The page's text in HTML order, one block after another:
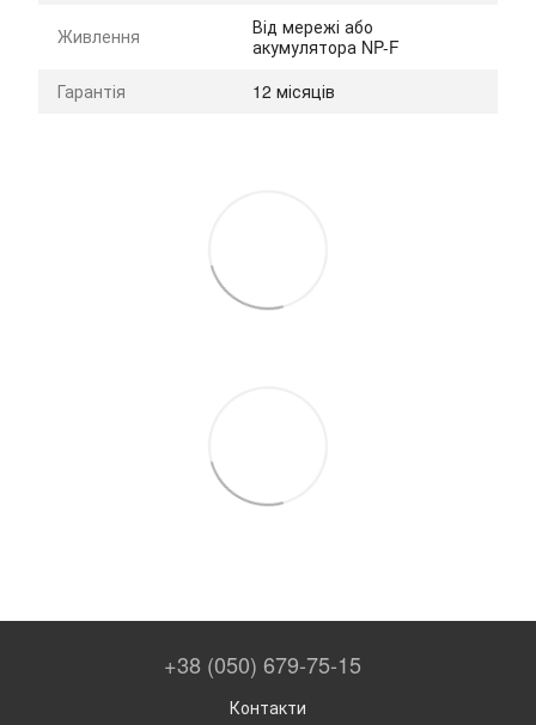
Живлення
Від мережі або
акумулятора NP-F
Гарантія
12 місяців
+38 (050) 679-75-15
Контакти